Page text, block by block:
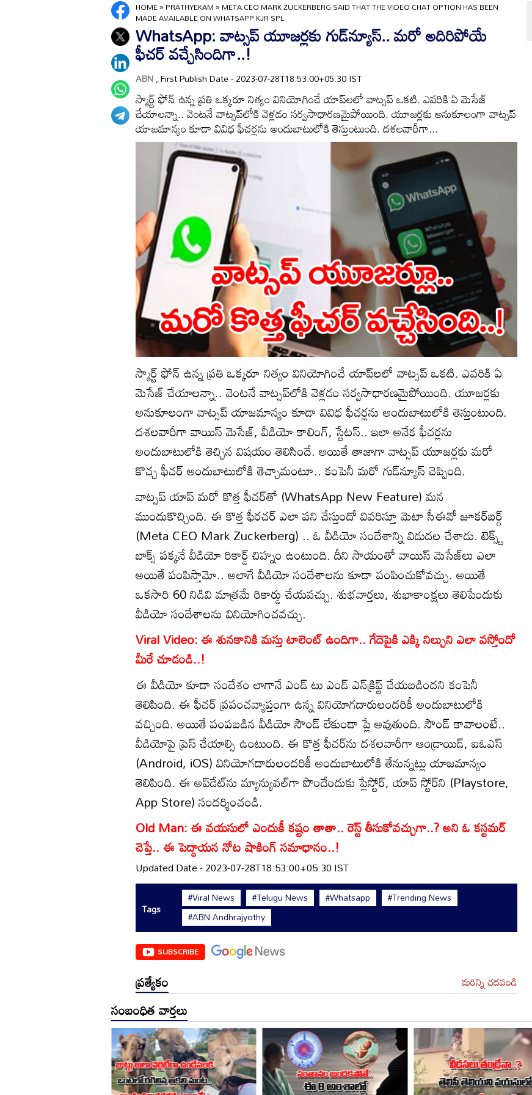
HOME»PRATHYEKAM»META CEO MARK ZUCKERBERG SAID THAT THE VIDEO CHAT OPTION HAS BEEN
MADE AVAILABLE ON WHATSAPP KJR SPL
WhatsApp: వాట్సప్‌ యూజర్లకు గుడ్‌న్యూస్.. మరో అదిరిపోయే
ఫీచర్ వచ్చేసిందిగా..!
ABN, First Publish Date - 2023-07-28T18:53:00+05:30 IST
స్మార్ట్ ఫోన్ ఉన్న ప్రతి ఒక్కరూ నిత్యం వినియోగించే యాప్‌లలో వాట్సప్ ఒకటి. ఎవరికి ఏ మెసేజ్
చేయాలన్నా.. వెంటనే వాట్సప్‌లోకి వెళ్లడం సర్వసాధారణమైపోయింది. యూజర్లకు అనుకూలంగా వాట్సప్
యాజమాన్యం కూడా వివిధ ఫీచర్లను అందుబాటులోకి తెస్తుంటుంది. దశలవారీగా...
స్మార్ట్ ఫోన్ ఉన్న ప్రతి ఒక్కరూ నిత్యం వినియోగించే యాప్‌లలో వాట్సప్ ఒకటి. ఎవరికి ఏ
మెసేజ్ చేయాలన్నా.. వెంటనే వాట్సప్‌లోకి వెళ్లడం సర్వసాధారణమైపోయింది. యూజర్లకు
అనుకూలంగా వాట్సప్ యాజమాన్యం కూడా వివిధ ఫీచర్లను అందుబాటులోకి తెస్తుంటుంది.
దశలవారీగా వాయిస్ మెసేజ్, వీడియో కాలింగ్, స్టేటస్.. ఇలా అనేక ఫీచర్లను
అందుబాటులోకి తెచ్చిన విషయం తెలిసిందే. అయితే తాజాగా వాట్సప్‌ యూజర్లకు మరో
కొచ్చ ఫీచర్ అందుబాటులోకి తెచ్చామంటూ.. కంపెనీ మరో గుడ్‌న్యూస్ చెప్పింది.
వాట్సప్‌ యాప్ మరో కొత్త ఫీచర్‌తో (WhatsApp New Feature) మన
ముందుకొచ్చింది. ఈ కొత్త ఫీరచర్ ఎలా పని చేస్తుందో వివరిస్తూ మెటా సీఈవో జూకర్‌బర్గ్
(Meta CEO Mark Zuckerberg) .. ఓ వీడియో సందేశాన్ని విడుదల చేశాడు. టెక్స్ట్
బాక్స్ పక్కనే వీడియో రికార్డ్ చిహ్నం ఉంటుంది. దీని సాయంతో వాయిస్ మెసేజ్‌లు ఎలా
అయితే పంపిస్తామో.. అలాగే వీడియో సందేశాలను కూడా పంపించుకోవచ్చు. అయితే
ఒకసారి 60 నిడివి మాత్రమే రికార్డు చేయవచ్చు. శుభవార్తలు, శుభాకాంక్షలు తెలిపేందుకు
వీడియో సందేశాలను వినియోగించవచ్చు.
Viral Video: ఈ శునకానికి మస్తు టాలెంట్ ఉందిగా.. గేదెపైకి ఎక్కి నిల్చుని ఎలా వస్తోందో
మీరే చూడండి..!
ఈ వీడియో కూడా సందేశం లాగానే ఎండ్ టు ఎండ్ ఎన్‌క్రిప్ట్ చేయబడిందని కంపెనీ
తెలిపింది. ఈ ఫీచర్ ప్రపంచవ్యాప్తంగా ఉన్న వినియోగదారులందరికీ అందుబాటులోకి
వచ్చింది. అయితే పంపబడిన వీడియో సౌండ్ లేకుండా ప్లే అవుతుంది. సౌండ్ కావాలంటే..
వీడియోపై ప్రెస్ చేయాల్సి ఉంటుంది. ఈ కొత్త ఫీచర్‌ను దశలవారీగా ఆండ్రాయిడ్, ఐఓఎస్
(Android, iOS) వినియోగదారులందరికీ అందుబాటులోకి తేనున్నట్లు యాజమాన్యం
తెలిపింది. ఈ అప్‌డేట్‌ను మ్యాన్యువల్‌గా పొందేందుకు ప్లేస్టోర్‌, యాప్ స్టోర్‌ని (Playstore,
App Store) సందర్శించండి.
Old Man: ఈ వయసులో ఎందుకీ కష్టం తాతా.. రెస్ట్ తీసుకోవచ్చుగా..? అని ఓ కస్టమర్
చెప్తే.. ఈ పెద్దాయన నోట షాకింగ్ సమాధానం..!
Updated Date - 2023-07-28T18:53:00+05:30 IST
Tags
#Viral News #Telugu News #Whatsapp
#Trending News
#ABN Andhrajyothy
SUBSCRIBE
ప్రత్యేకం మరిన్ని చదవండి
సంబంధిత వార్తలు